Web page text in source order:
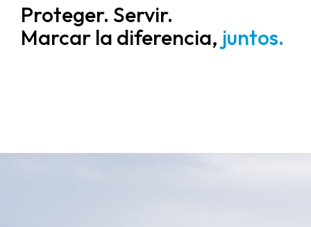
Proteger. Servir.
Marcar la diferencia, juntos.